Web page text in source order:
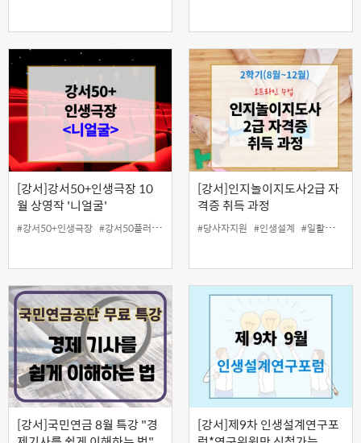
[강서]강서50+인생극장 10
월 상영작 '니얼굴'
#강서50+인생극장 #강서50플러스센터
[강서]인지놀이지도사2급 자
격증 취득 과정
#당사자지원 #인생설계 #일활동지원
[강서]국민연금 8월 특강 "경
[강서]제9차 인생설계연구포